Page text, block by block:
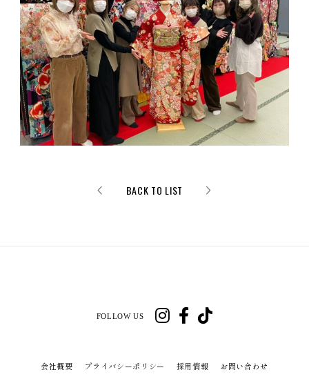
BACK TO LIST
FOLLOW US
会社概要 プライバシーポリシー 採用情報 お問い合わせ